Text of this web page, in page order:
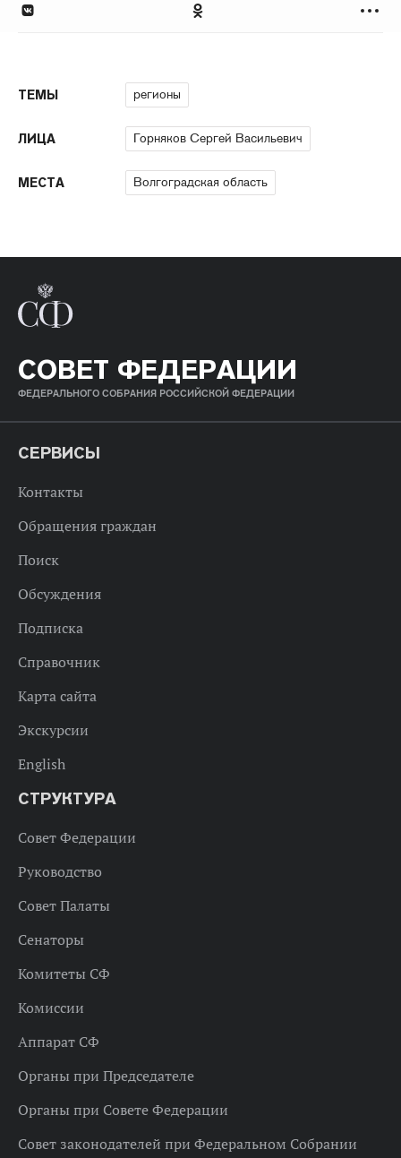
ТЕМЫ регионы
ЛИЦА Горняков Сергей Васильевич
МЕСТА Волгоградская область
СОВЕТ ФЕДЕРАЦИИ
ФЕДЕРАЛЬНОГО СОБРАНИЯ РОССИЙСКОЙ ФЕДЕРАЦИИ
СЕРВИСЫ
Контакты
Обращения граждан
Поиск
Обсуждения
Подписка
Справочник
Карта сайта
Экскурсии
English
СТРУКТУРА
Совет Федерации
Руководство
Совет Палаты
Сенаторы
Комитеты СФ
Комиссии
Аппарат СФ
Органы при Председателе
Органы при Совете Федерации
Совет законодателей при Федеральном Собрании